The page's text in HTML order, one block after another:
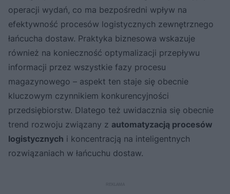
operacji wydań, co ma bezpośredni wpływ na
efektywność procesów logistycznych zewnętrznego
łańcucha dostaw. Praktyka biznesowa wskazuje
również na konieczność optymalizacji przepływu
informacji przez wszystkie fazy procesu
magazynowego – aspekt ten staje się obecnie
kluczowym czynnikiem konkurencyjności
przedsiębiorstw. Dlatego też uwidacznia się obecnie
trend rozwoju związany z automatyzacją procesów
logistycznych i koncentracją na inteligentnych
rozwiązaniach w łańcuchu dostaw.